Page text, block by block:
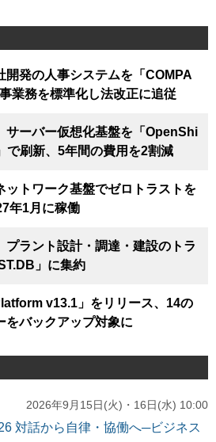
開発の人事システムを「COMPA
業務を標準化し法改正に追従
サーバー仮想化基盤を「OpenShi
刷新、5年間の費用を2割減
ットワーク基盤でゼロトラストを
年1月に稼働
プラント設計・調達・建設のトラ
」に集約
v13.1」をリリース、14の
をバックアップ対象に
2026年9月15日(火)・16日(水) 10:00
対話から自律・協働へ─ビジネス